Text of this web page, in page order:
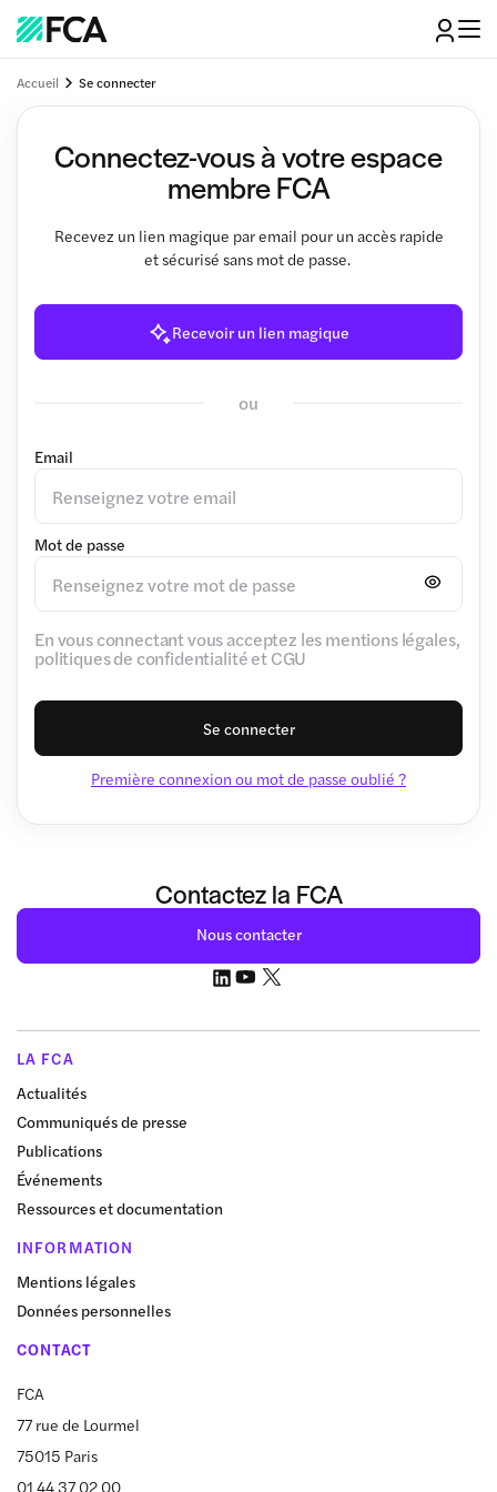
Accueil Se connecter
Connectez-vous à votre espace
membre FCA
Recevez un lien magique par email pour un accès rapide
et sécurisé sans mot de passe.
Recevoir un lien magique
ou
Email
Mot de passe
En vous connectant vous acceptez les mentions légales,
politiques de confidentialité et CGU
Se connecter
Première connexion ou mot de passe oublié ?
Contactez la FCA
Nous contacter
LA FCA
Actualités
Communiqués de presse
Publications
Événements
Ressources et documentation
INFORMATION
Mentions légales
Données personnelles
CONTACT
FCA
77 rue de Lourmel
75015 Paris
01 44 37 02 00